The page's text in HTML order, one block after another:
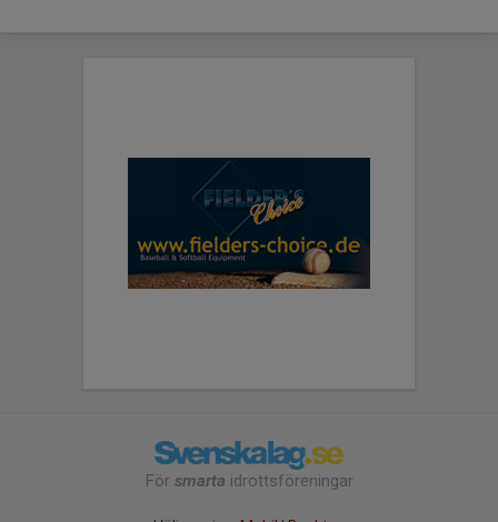
För smarta idrottsföreningar